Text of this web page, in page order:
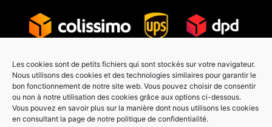
Les cookies sont de petits fichiers qui sont stockés sur votre navigateur.
Nous utilisons des cookies et des technologies similaires pour garantir le
bon fonctionnement de notre site web. Vous pouvez choisir de consentir
ou non à notre utilisation des cookies grâce aux options ci-dessous.
Vous pouvez en savoir plus sur la manière dont nous utilisons les cookies
en consultant la page de notre politique de confidentialité.
Paiement sécurisé